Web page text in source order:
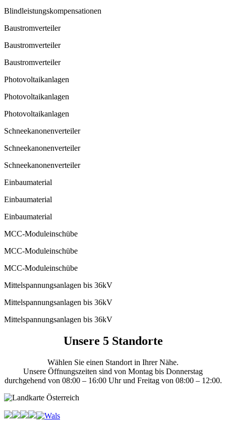
Blindleistungskompensationen
Baustromverteiler
Baustromverteiler
Baustromverteiler
Photovoltaikanlagen
Photovoltaikanlagen
Photovoltaikanlagen
Schneekanonenverteiler
Schneekanonenverteiler
Schneekanonenverteiler
Einbaumaterial
Einbaumaterial
Einbaumaterial
MCC-Moduleinschübe
MCC-Moduleinschübe
MCC-Moduleinschübe
Mittelspannungsanlagen bis 36kV
Mittelspannungsanlagen bis 36kV
Mittelspannungsanlagen bis 36kV
Unsere 5 Standorte
Wählen Sie einen Standort in Ihrer Nähe.
Unsere Öffnungszeiten sind von Montag bis Donnerstag
durchgehend von 08:00 – 16:00 Uhr und Freitag von 08:00 – 12:00.